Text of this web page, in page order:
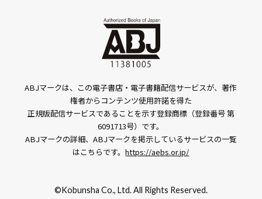
ABJマークは、この電子書店・電子書籍配信サービスが、著作
権者からコンテンツ使用許諾を得た
正規版配信サービスであることを示す登録商標（登録番号 第
6091713号）です。
ABJマークの詳細、ABJマークを掲示しているサービスの一覧
はこちらです。https://aebs.or.jp/
©Kobunsha Co., Ltd. All Rights Reserved.